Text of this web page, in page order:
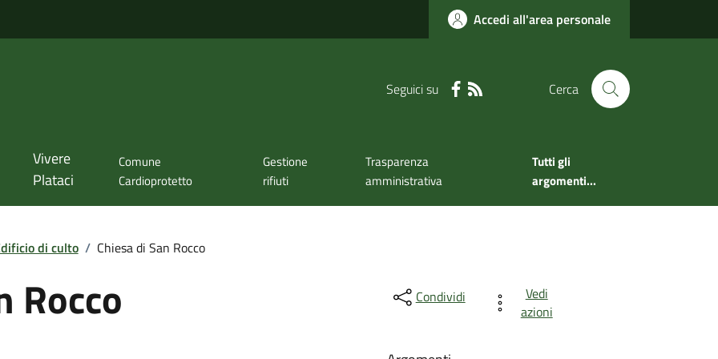
Accedi all'area personale
Seguici su Cerca
Vivere
Plataci
Comune
Cardioprotetto
Gestione
rifiuti
Trasparenza
amministrativa
Tutti gli
argomenti...
di culto / Chiesa di San Rocco
Rocco Condividi
Vedi
azioni